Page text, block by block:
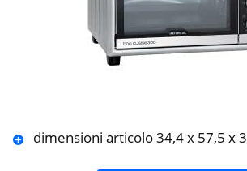
dimensioni articolo 34,4 x 57,5 x